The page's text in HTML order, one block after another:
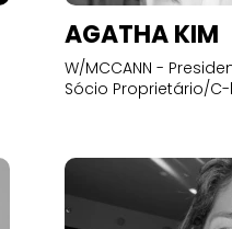
AGATHA KIM
W/MCCANN -
Sócio Proprietário/C-